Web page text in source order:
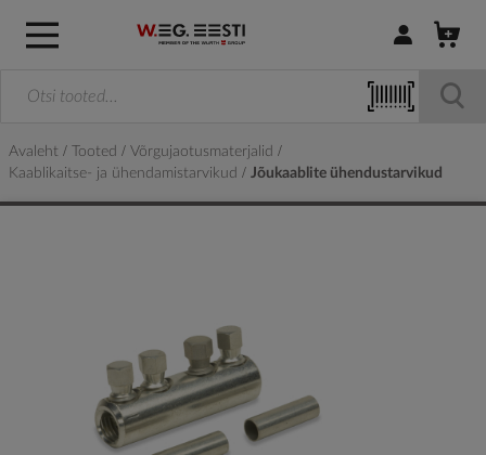
Logi sisse /
Avaleht Tooted
Võrgujaotusmaterjalid
Kaablikaitse- ja ühendamistarvikud
Jõukaablite ühendustarvikud